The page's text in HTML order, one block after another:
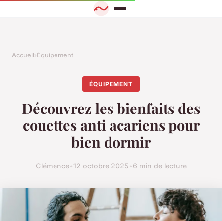
Accueil›Équipement
ÉQUIPEMENT
Découvrez les bienfaits des
couettes anti acariens pour
bien dormir
Clémence•12 octobre 2025•6 min de lecture